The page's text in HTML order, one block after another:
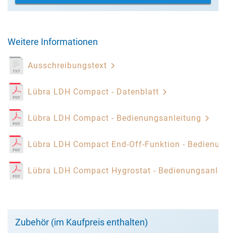
Weitere Informationen
Ausschreibungstext
Lübra LDH Compact - Datenblatt
Lübra LDH Compact - Bedienungsanleitung
Lübra LDH Compact End-Off-Funktion -
Lübra LDH Compact Hygrostat -
Zubehör (im Kaufpreis enthalten)